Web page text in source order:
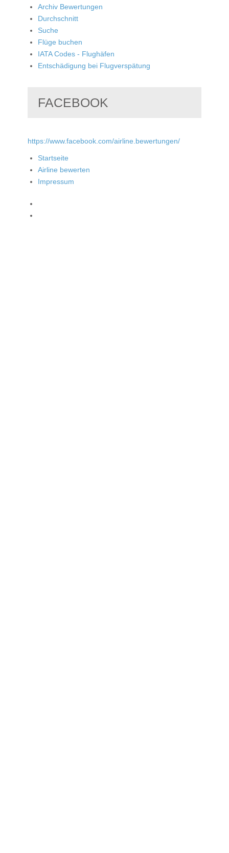
Archiv Bewertungen
Durchschnitt
Suche
Flüge buchen
IATA Codes - Flughäfen
Entschädigung bei Flugverspätung
FACEBOOK
https://www.facebook.com/airline.bewertungen/
Startseite
Airline bewerten
Impressum